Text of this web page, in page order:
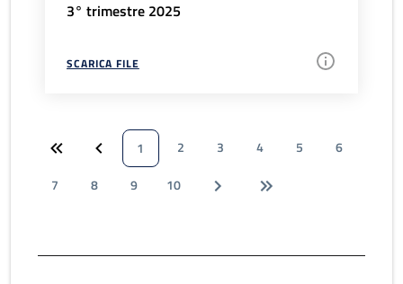
3° trimestre 2025
SCARICA FILE
1 2 3 4 5
6
7
8 9 10